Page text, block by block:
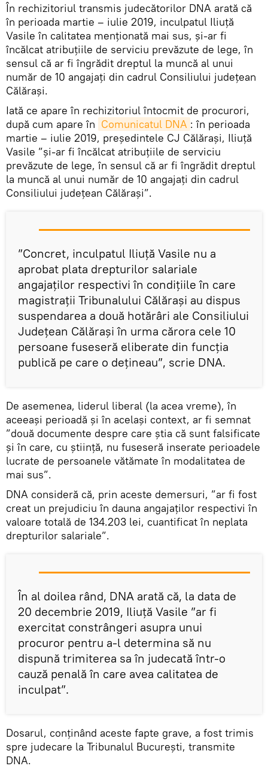
În rechizitoriul transmis judecătorilor DNA arată că
în perioada martie – iulie 2019, inculpatul Iliuță
Vasile în calitatea menționată mai sus, și-ar fi
încălcat atribuțiile de serviciu prevăzute de lege, în
sensul că ar fi îngrădit dreptul la muncă al unui
număr de 10 angajați din cadrul Consiliului județean
Călărași.
Iată ce apare în rechizitoriul întocmit de procurori,
după cum apare în Comunicatul DNA : în perioada
martie – iulie 2019, președintele CJ Călărași, Iliuță
Vasile ”și-ar fi încălcat atribuțiile de serviciu
prevăzute de lege, în sensul că ar fi îngrădit dreptul
la muncă al unui număr de 10 angajați din cadrul
Consiliului județean Călărași”.
”Concret, inculpatul Iliuță Vasile nu a
aprobat plata drepturilor salariale
angajaților respectivi în condițiile în care
magistrații Tribunalului Călărași au dispus
suspendarea a două hotărâri ale Consiliului
Județean Călărași în urma cărora cele 10
persoane fuseseră eliberate din funcția
publică pe care o dețineau”, scrie DNA.
De asemenea, liderul liberal (la acea vreme), în
aceeași perioadă și în același context, ar fi semnat
”două documente despre care știa că sunt falsificate
și în care, cu știință, nu fuseseră inserate perioadele
lucrate de persoanele vătămate în modalitatea de
mai sus”.
DNA consideră că, prin aceste demersuri, ”ar fi fost
creat un prejudiciu în dauna angajaților respectivi în
valoare totală de 134.203 lei, cuantificat în neplata
drepturilor salariale”.
În al doilea rând, DNA arată că, la data de
20 decembrie 2019, Iliuță Vasile ”ar fi
exercitat constrângeri asupra unui
procuror pentru a-l determina să nu
dispună trimiterea sa în judecată într-o
cauză penală în care avea calitatea de
inculpat”.
Dosarul, conținând aceste fapte grave, a fost trimis
spre judecare la Tribunalul București, transmite
DNA.